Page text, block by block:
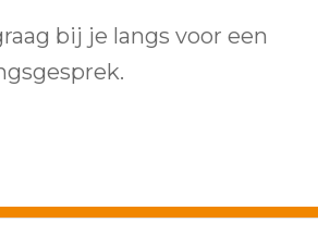
bij je langs voor een